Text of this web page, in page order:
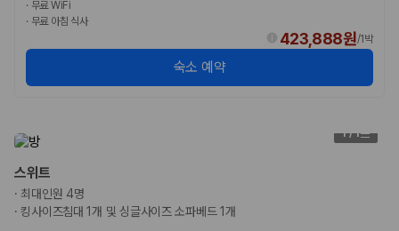
· 무료 WiFi
· 무료 아침 식사
423,888원/1박
숙소 예약
1/1
스위트
· 최대인원 4명
·킹사이즈침대 1개 및 싱글사이즈 소파베드 1개